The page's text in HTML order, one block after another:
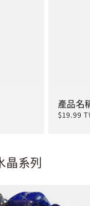
產品名
定
$19.99
晶系列